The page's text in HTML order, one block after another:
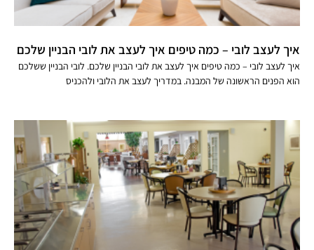
איך לעצב לובי – כמה טיפים איך לעצב את לובי הבניין שלכם
איך לעצב לובי – כמה טיפים איך לעצב את לובי הבניין שלכם. לובי הבניין ששלכם
הוא הפנים הראשונה של המבנה. במדריך לעצב את הלובי ולהכניס